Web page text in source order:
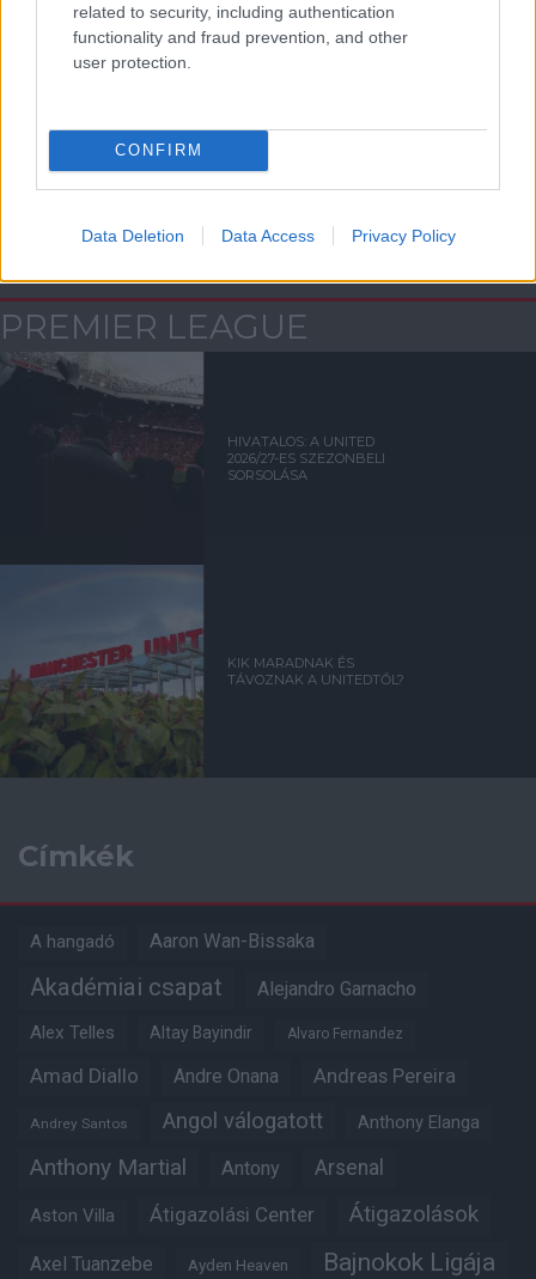
related to security, including authentication
functionality and fraud prevention, and other
user protection.
CONFIRM
Data Deletion Data Access Privacy Policy
Támogasd adományoddal
a ManUtdFanatics.hu működését!
Kapcsolódó hírek
PREMIER LEAGUE
HIVATALOS: A UNITED
2026/27-ES SZEZONBELI
SORSOLÁSA
KIK MARADNAK ÉS
TÁVOZNAK A UNITEDTŐL?
Címkék
A hangadó Aaron Wan-Bissaka
Akadémiai csapat Alejandro Garnacho
Alex Telles Altay Bayindir Alvaro Fernandez
Amad Diallo Andre Onana Andreas Pereira
Andrey Santos Angol válogatott Anthony Elanga
Anthony Martial Antony Arsenal
Aston Villa Átigazolási Center Átigazolások
Axel Tuanzebe Ayden Heaven Bajnokok Ligája